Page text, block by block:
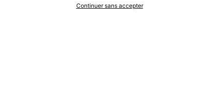
bouton « Accepter » dans la bannière sur bonprix.fr . Les
Continuer sans accepter